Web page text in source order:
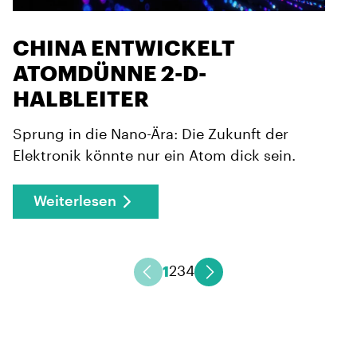
CHINA ENTWICKELT
ATOMDÜNNE 2-D-
HALBLEITER
Sprung in die Nano-Ära: Die Zukunft der
Elektronik könnte nur ein Atom dick sein.
Weiterlesen
1234